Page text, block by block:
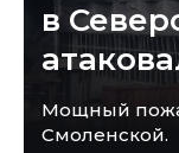
в
Мощный
Смоленской.